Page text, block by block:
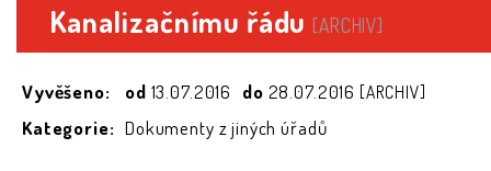
Kanalizačnímu řádu [ARCHIV]
Vyvěšeno: od 13.07.2016 do 28.07.2016 [ARCHIV]
Kategorie: Dokumenty z jiných úřadů